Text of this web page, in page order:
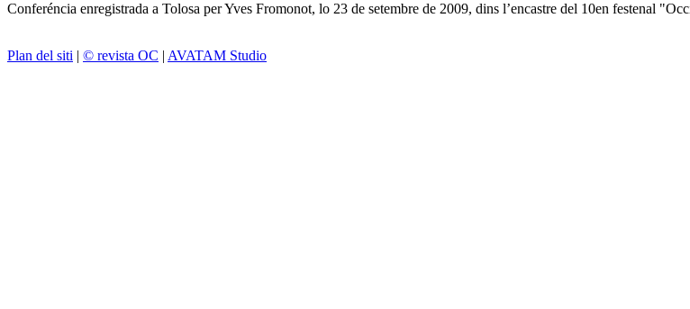
Conferéncia enregistrada a Tolosa per Yves Fromonot, lo 23 de setembre de 2009, dins l’encastre del 10en festenal
Plan del siti | © revista OC | AVATAM Studio